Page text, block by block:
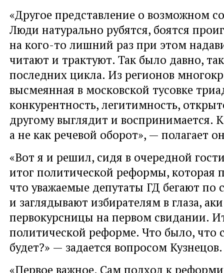
«Другое представление о возможном
Люди натурально рубятся, боятся
на кого-то лишний раз при этом
читают и трактуют. Так было давно,
последних цикла. Из регионов
высмеянная в московской тусовке
конкурентность, легитимность,
другому выглядит и воспринимается.
а не как речевой оборот», — полагает
«Вот я и решил, сидя в очередной
итог политической реформы, которая
что уважаемые депутаты ГД бегают по
и заглядывают избирателям в глаза,
первокурсницы на первом свидании.
политической реформе. Что было, что
будет?» — задается вопросом Кузнецов.
«Первое важное. Сам подход к